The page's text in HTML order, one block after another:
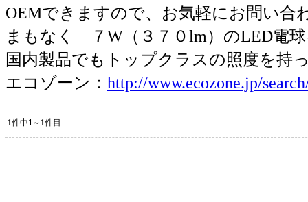
OEMできますので、お気軽にお問い合
まもなく ７W（３７０lm）のLED電
国内製品でもトップクラスの照度を持
エコゾーン： http://www.ecozone.jp/
1件中1～ 1件目